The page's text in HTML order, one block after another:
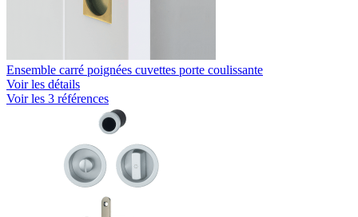
Ensemble carré poignées cuvettes porte coulissante
Voir les détails
Voir les 3 références